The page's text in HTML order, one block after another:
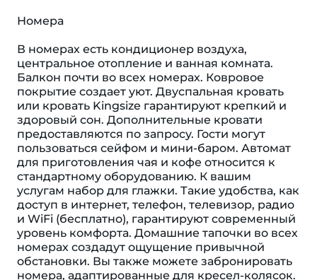
Номера
В номерах есть кондиционер воздуха,
центральное отопление и ванная комната.
Балкон почти во всех номерах. Ковровое
покрытие создает уют. Двуспальная кровать
или кровать Kingsize гарантируют крепкий и
здоровый сон. Дополнительные кровати
предоставляются по запросу. Гости могут
пользоваться сейфом и мини-баром. Автомат
для приготовления чая и кофе относится к
стандартному оборудованию. К вашим
услугам набор для глажки. Такие удобства, как
доступ в интернет, телефон, телевизор, радио
и WiFi (бесплатно), гарантируют современный
уровень комфорта. Домашние тапочки во всех
номерах создадут ощущение привычной
обстановки. Вы также можете забронировать
номера, адаптированные для кресел-колясок.